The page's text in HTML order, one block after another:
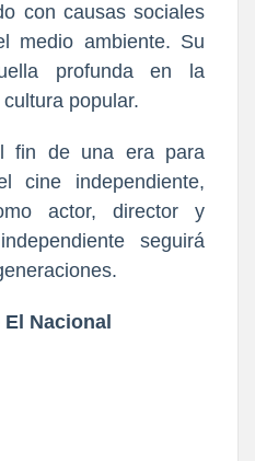
con causas sociales
medio ambiente. Su
profunda en la
popular.
fin de una era para
cine independiente,
actor, director y
seguirá
Nacional